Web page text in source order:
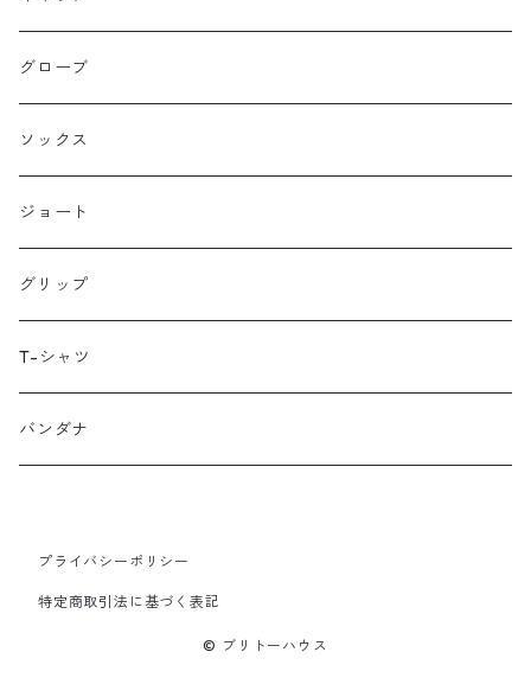
HANDUP
HMPL
Loophole Bags
Lords Luggage
LUGS NOT DRUGS
MECHANIX WEAR
Nerpa Gear
グローブ
ソックス
ジョート
グリップ
T-シャツ
バンダナ
プライバシーポリシー
特定商取引法に基づく表記
© ブリトーハウス